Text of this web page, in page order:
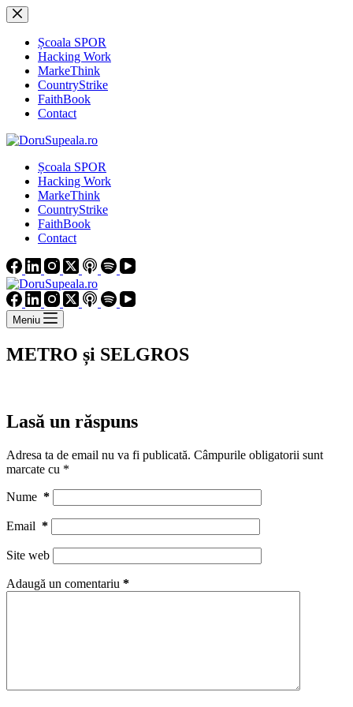
Sari
la
conținutȘcoala SPOR
Hacking Work
MarkeThink
CountryStrike
FaithBook
Contact
Școala SPOR
Hacking Work
MarkeThink
CountryStrike
FaithBook
Contact
Meniu
METRO și SELGROS
Lasă un răspuns
Adresa ta de email nu va fi publicată. Câmpurile obligatorii sunt
marcate cu *
Nume *
Email *
Site web
Adaugă un comentariu *